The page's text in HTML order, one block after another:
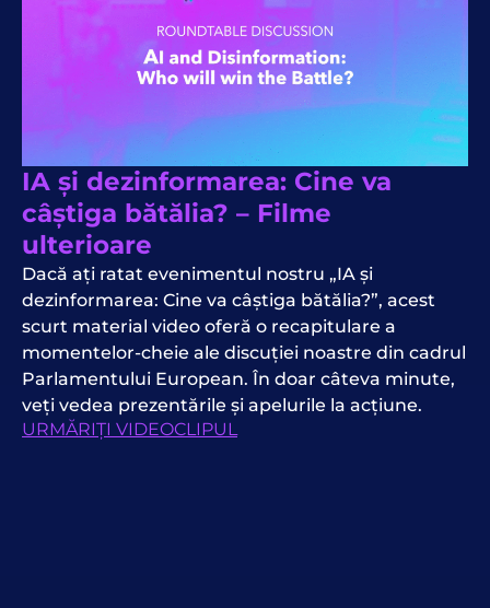
IA și dezinformarea: Cine va
câștiga bătălia? – Filme
ulterioare
Dacă ați ratat evenimentul nostru „IA și
dezinformarea: Cine va câștiga bătălia?”, acest
scurt material video oferă o recapitulare a
momentelor-cheie ale discuției noastre din cadrul
Parlamentului European. În doar câteva minute,
veți vedea prezentările și apelurile la acțiune.
URMĂRIȚI VIDEOCLIPUL